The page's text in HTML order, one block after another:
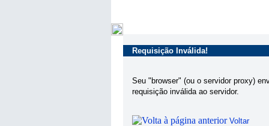
Requisição Inválida!
Seu "browser" (ou o servidor proxy)
requisição inválida ao servidor.
Voltar